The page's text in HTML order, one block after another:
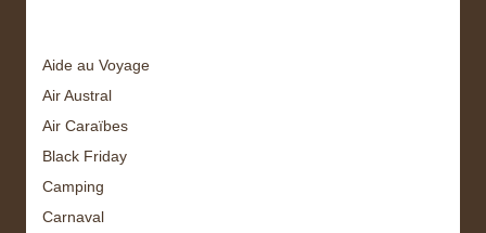
Aide au Voyage
Air Austral
Air Caraïbes
Black Friday
Camping
Carnaval